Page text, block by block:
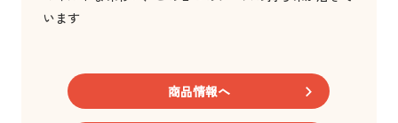
います
商品情報へ